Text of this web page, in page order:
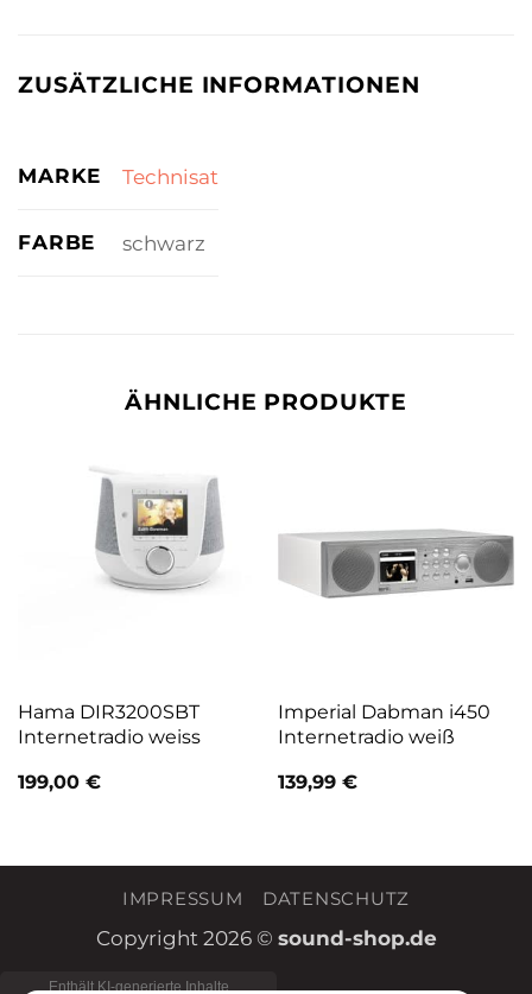
ZUSÄTZLICHE INFORMATIONEN
MARKE Technisat
FARBE schwarz
ÄHNLICHE PRODUKTE
Hama DIR3200SBT
Internetradio weiss
199,00 €
Imperial Dabman i450
Internetradio weiß
139,99 €
IMPRESSUM DATENSCHUTZ
Copyright 2026 © sound-shop.de